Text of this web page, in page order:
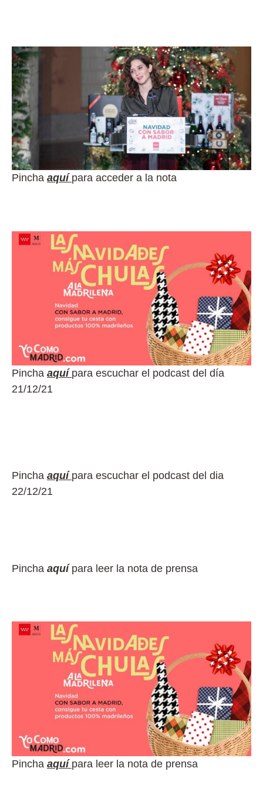
Pincha aquí para acceder a la nota
Pincha aquí para escuchar el podcast del día
21/12/21
Pincha aquí para escuchar el podcast del dia
22/12/21
Pincha aquí para leer la nota de prensa
Pincha aquí para leer la nota de prensa